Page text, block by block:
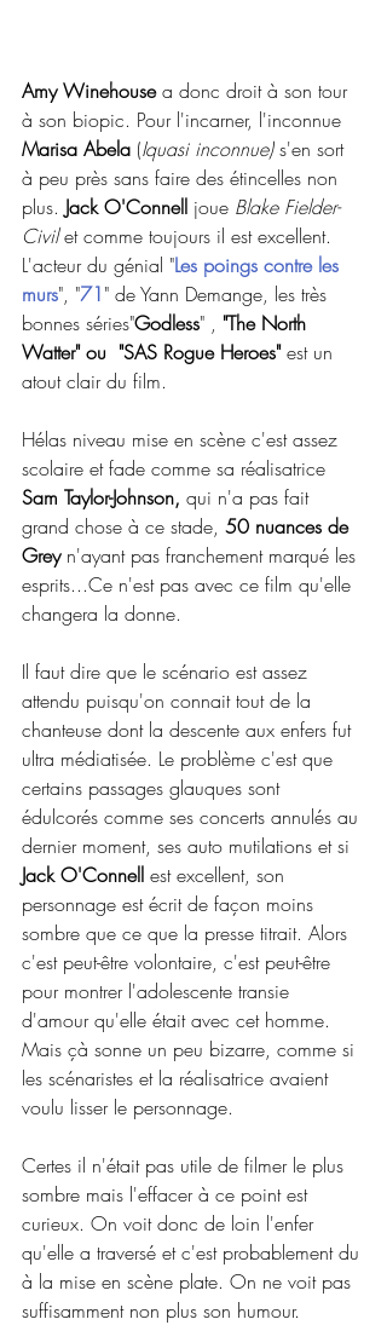
Amy Winehouse a donc droit à son tour
à son biopic. Pour l'incarner, l'inconnue
Marisa Abela (Iquasi inconnue) s'en sort
à peu près sans faire des étincelles non
plus. Jack O'Connell joue Blake Fielder-
Civil et comme toujours il est excellent.
L'acteur du génial "Les poings contre les
murs", "71" de Yann Demange, les très
bonnes séries"Godless" , "The North
Watter" ou  "SAS Rogue Heroes" est un
atout clair du film.
Hélas niveau mise en scène c'est assez
scolaire et fade comme sa réalisatrice
Sam Taylor-Johnson, qui n'a pas fait
grand chose à ce stade, 50 nuances de
Grey n'ayant pas franchement marqué les
esprits...Ce n'est pas avec ce film qu'elle
changera la donne.
Il faut dire que le scénario est assez
attendu puisqu'on connait tout de la
chanteuse dont la descente aux enfers fut
ultra médiatisée. Le problème c'est que
certains passages glauques sont
édulcorés comme ses concerts annulés au
dernier moment, ses auto mutilations et si
Jack O'Connell est excellent, son
personnage est écrit de façon moins
sombre que ce que la presse titrait. Alors
c'est peut-être volontaire, c'est peut-être
pour montrer l'adolescente transie
d'amour qu'elle était avec cet homme.
Mais çà sonne un peu bizarre, comme si
les scénaristes et la réalisatrice avaient
voulu lisser le personnage.
Certes il n'était pas utile de filmer le plus
sombre mais l'effacer à ce point est
curieux. On voit donc de loin l'enfer
qu'elle a traversé et c'est probablement du
à la mise en scène plate. On ne voit pas
suffisamment non plus son humour.